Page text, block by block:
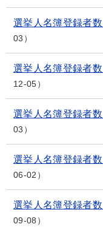
選挙人名簿登録者
03
選挙人名簿登録者
12-05
選挙人名簿登録者
03
選挙人名簿登録者
06-02
選挙人名簿登録者
09-08